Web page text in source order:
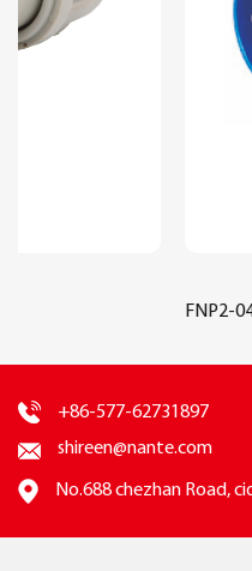
+86-577-62731897
shireen@nante.com
No.688 chezhan Road,